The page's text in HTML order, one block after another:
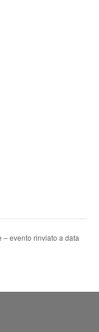
evento rinviato a data